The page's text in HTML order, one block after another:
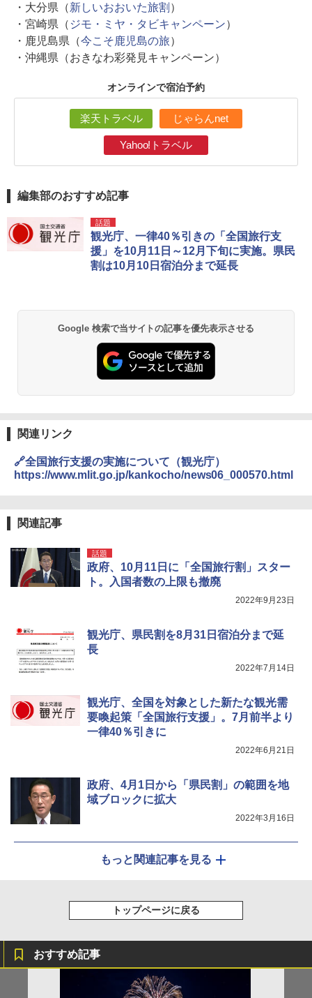
・大分県（新しいおおいた旅割 ）
・宮崎県（ ジモ・ミヤ・タビキャンペーン）
・鹿児島県（今こそ鹿児島の旅）
・沖縄県（おきなわ彩発見キャンペーン）
オンラインで宿泊予約
楽天トラベル じゃらんnet
Yahoo!トラベル
編集部のおすすめ記事
話題
観光庁、一律40％引きの「全国旅行支
援」を10月11日～12月下旬に実施。県民
割は10月10日宿泊分まで延長
Google 検索で当サイトの記事を優先表示させる
関連リンク
🔗全国旅行支援の実施について（観光庁）
https://www.mlit.go.jp/kankocho/news06_000570.html
関連記事
話題
政府、10月11日に「全国旅行割」スター
ト。入国者数の上限も撤廃
2022年9月23日
観光庁、県民割を8月31日宿泊分まで延
長
2022年7月14日
観光庁、全国を対象とした新たな観光需
要喚起策「全国旅行支援」。7月前半より
一律40％引きに
2022年6月21日
政府、4月1日から「県民割」の範囲を地
域ブロックに拡大
2022年3月16日
もっと関連記事を見る
トップページに戻る
おすすめ記事